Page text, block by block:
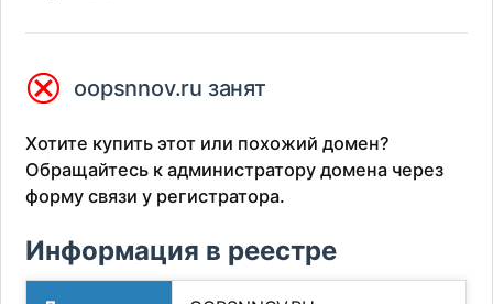
⮿ oopsnnov.ru занят
Хотите купить этот или похожий домен?
Обращайтесь к администратору домена через
форму связи у регистратора.
Информация в реестре